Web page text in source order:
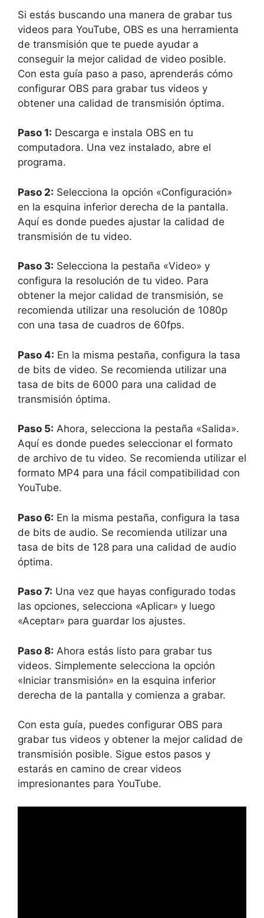
Si estás buscando una manera de grabar tus
videos para YouTube, OBS es una herramienta
de transmisión que te puede ayudar a
conseguir la mejor calidad de video posible.
Con esta guía paso a paso, aprenderás cómo
configurar OBS para grabar tus videos y
obtener una calidad de transmisión óptima.
Paso 1: Descarga e instala OBS en tu
computadora. Una vez instalado, abre el
programa.
Paso 2: Selecciona la opción «Configuración»
en la esquina inferior derecha de la pantalla.
Aquí es donde puedes ajustar la calidad de
transmisión de tu video.
Paso 3: Selecciona la pestaña «Video» y
configura la resolución de tu video. Para
obtener la mejor calidad de transmisión, se
recomienda utilizar una resolución de 1080p
con una tasa de cuadros de 60fps.
Paso 4: En la misma pestaña, configura la tasa
de bits de video. Se recomienda utilizar una
tasa de bits de 6000 para una calidad de
transmisión óptima.
Paso 5: Ahora, selecciona la pestaña «Salida».
Aquí es donde puedes seleccionar el formato
de archivo de tu video. Se recomienda utilizar el
formato MP4 para una fácil compatibilidad con
YouTube.
Paso 6: En la misma pestaña, configura la tasa
de bits de audio. Se recomienda utilizar una
tasa de bits de 128 para una calidad de audio
óptima.
Paso 7: Una vez que hayas configurado todas
las opciones, selecciona «Aplicar» y luego
«Aceptar» para guardar los ajustes.
Paso 8: Ahora estás listo para grabar tus
videos. Simplemente selecciona la opción
«Iniciar transmisión» en la esquina inferior
derecha de la pantalla y comienza a grabar.
Con esta guía, puedes configurar OBS para
grabar tus videos y obtener la mejor calidad de
transmisión posible. Sigue estos pasos y
estarás en camino de crear videos
impresionantes para YouTube.